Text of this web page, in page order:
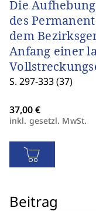
Die
des
dem
Anfang einer
S. 297-333 (37)
inkl. gesetzl. MwSt.
Beitrag